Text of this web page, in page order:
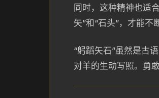
同时，这种精神也适
矢”和“石头”，才能不
“躬蹈矢石”虽然是古
对羊的生动写照。勇